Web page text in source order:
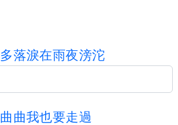
多落淚在雨夜滂沱
曲 曲我也要走過